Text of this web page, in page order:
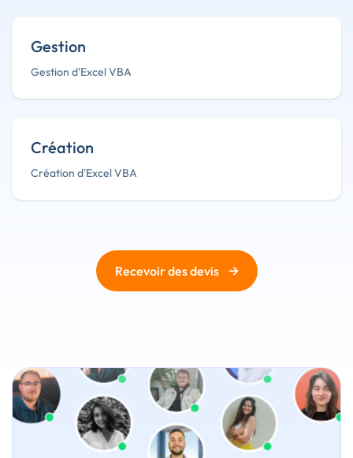
Gestion
Gestion d'Excel VBA
Création
Création d'Excel VBA
Recevoir des devis →